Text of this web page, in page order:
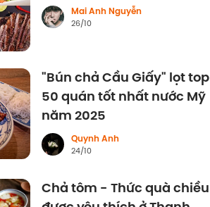
Mai Anh Nguyễn
26/10
"Bún chả Cầu Giấy" lọt top
50 quán tốt nhất nước Mỹ
năm 2025
Quynh Anh
24/10
Chả tôm - Thức quà chiều